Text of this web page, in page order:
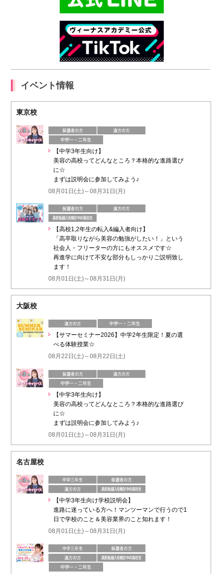
イベント情報
東京校
【中学3年生向け】
美容の高校ってどんなところ？本格的な進路選び
に☆
まずは説明会に参加してみよう♪
08月01日(土)～08月31日(月)
【高校1,2年生の転入&編入者向け】
「高卒取りながら美容の勉強がしたい！」という
社会人・フリーターの方にもオススメです☆
再進学に向けて不安な部分もしっかりご説明致し
ます！
08月01日(土)～08月31日(月)
大阪校
【サマーセミナー2026】中学2年生限定！夏の選
べる体験授業☆
08月22日(土)～08月22日(土)
【中学3年生向け】
美容の高校ってどんなところ？本格的な進路選び
に☆
まずは説明会に参加してみよう♪
08月01日(土)～08月31日(月)
名古屋校
【中学3年生向け学校説明会】
進路に迷っている方へ！マンツーマンで行うので1
日で学校のこと＆美容業界のこと知れます！
08月01日(土)～08月31日(月)